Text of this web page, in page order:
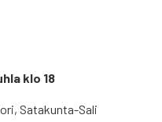
klo 18
Satakunta-Sali